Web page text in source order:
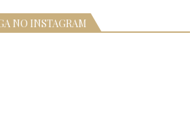
NO INSTAGRAM